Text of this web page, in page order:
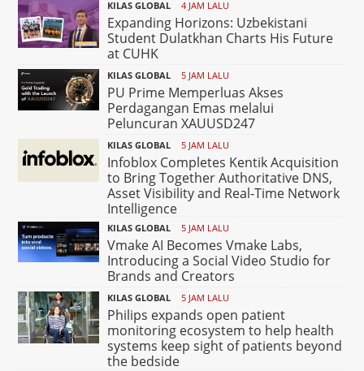
KILAS GLOBAL 4 JAM LALU
Expanding Horizons: Uzbekistani
Student Dulatkhan Charts His Future
at CUHK
KILAS GLOBAL 5 JAM LALU
PU Prime Memperluas Akses
Perdagangan Emas melalui
Peluncuran XAUUSD247
KILAS GLOBAL 5 JAM LALU
Infoblox Completes Kentik Acquisition
to Bring Together Authoritative DNS,
Asset Visibility and Real-Time Network
Intelligence
KILAS GLOBAL 5 JAM LALU
Vmake AI Becomes Vmake Labs,
Introducing a Social Video Studio for
Brands and Creators
KILAS GLOBAL 5 JAM LALU
Philips expands open patient
monitoring ecosystem to help health
systems keep sight of patients beyond
the bedside